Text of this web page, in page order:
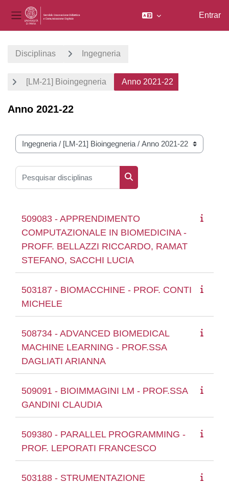
Painel lateral
Entrar
Disciplinas Ingegneria
[LM-21] Bioingegneria Anno 2021-22
Anno 2021-22
Categorias de disciplinas
Pesquisar disciplinas
Pesquisar disciplinas
509083 - APPRENDIMENTO
COMPUTAZIONALE IN BIOMEDICINA -
PROFF. BELLAZZI RICCARDO, RAMAT
STEFANO, SACCHI LUCIA
503187 - BIOMACCHINE - PROF. CONTI
MICHELE
508734 - ADVANCED BIOMEDICAL
MACHINE LEARNING - PROF.SSA
DAGLIATI ARIANNA
509091 - BIOIMMAGINI LM - PROF.SSA
GANDINI CLAUDIA
509380 - PARALLEL PROGRAMMING -
PROF. LEPORATI FRANCESCO
503188 - STRUMENTAZIONE